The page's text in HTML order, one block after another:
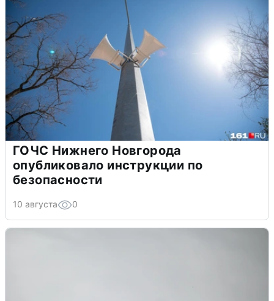
ГОЧС Нижнего Новгорода
опубликовало инструкции по
безопасности
10 августа 0